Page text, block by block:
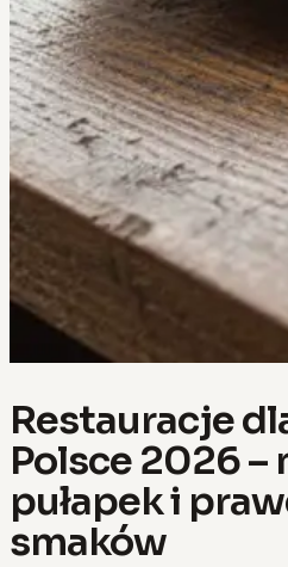
Restauracje
Polsce 2026 –
pułapek i
smaków